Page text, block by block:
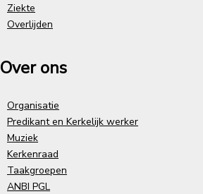
Ziekte
Overlijden
Over ons
Organisatie
Predikant en Kerkelijk werker
Muziek
Kerkenraad
Taakgroepen
ANBI PGL